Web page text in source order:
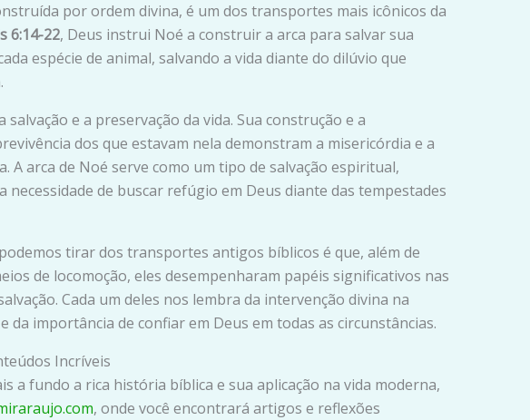
por ordem divina, é um dos transportes mais icônicos da
6:14-22, Deus instrui Noé a construir a arca para salvar sua
espécie de animal, salvando a vida diante do dilúvio que
salvação e a preservação da vida. Sua construção e a
dos que estavam nela demonstram a misericórdia e a
A arca de Noé serve como um tipo de salvação espiritual,
necessidade de buscar refúgio em Deus diante das tempestades
tirar dos transportes antigos bíblicos é que, além de
de locomoção, eles desempenharam papéis significativos nas
Cada um deles nos lembra da intervenção divina na
da importância de confiar em Deus em todas as circunstâncias.
Incríveis
a fundo a rica história bíblica e sua aplicação na vida moderna,
, onde você encontrará artigos e reflexões